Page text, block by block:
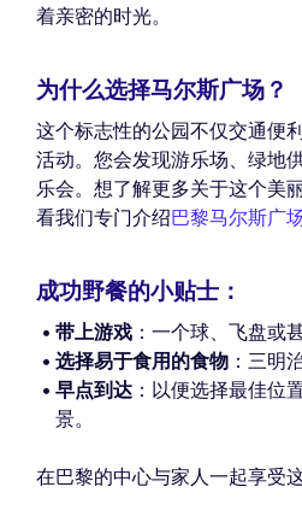
着亲密的时光。
为什么选择马尔斯广场？
这个标志性的公园不仅交通便
活动。您会发现游乐场、绿地
乐会。想了解更多关于这个美
看我们专门介绍巴黎马尔斯广
成功野餐的小贴士：
带上游戏 ：一个球、飞盘或
选择易于食用的食物 ：三明
早点到达 ：以便选择最佳位
景。
在巴黎的中心与家人一起享受